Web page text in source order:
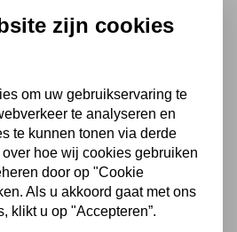
excl. BTW
werklamp Powerhand
geel
zijn cookies
om uw gebruikservaring te
te analyseren en
te kunnen tonen via derde
hoe wij cookies gebruiken
door op "Cookie
Als u akkoord gaat met ons
klikt u op "Accepteren”.